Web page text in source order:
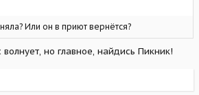
Или он в приют вернётся?
но главное, найдись Пикник!